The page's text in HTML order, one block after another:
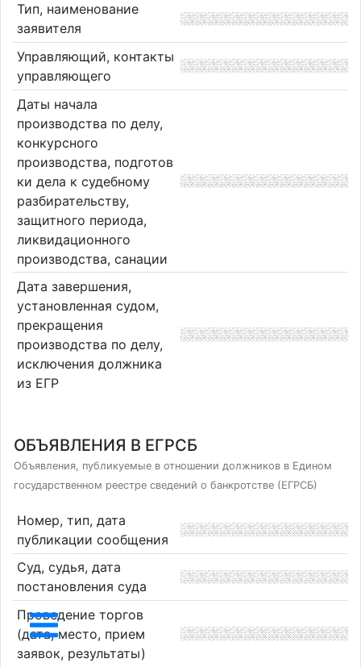
Тип, наименование
заявителя
Управляющий, контакты
управляющего
Даты начала
производства по делу,
конкурсного
производства, подготов
ки дела к судебному
разбирательству,
защитного периода,
ликвидационного
производства, санации
Дата завершения,
установленная судом,
прекращения
производства по делу,
исключения должника
из ЕГР
ОБЪЯВЛЕНИЯ В ЕГРСБ
Объявления, публикуемые в отношении должников в Едином
государственном реестре сведений о банкротстве (ЕГРСБ)
Номер, тип, дата
публикации сообщения
Суд, судья, дата
постановления суда
Проведение торгов
(дата, место, прием
заявок, результаты)